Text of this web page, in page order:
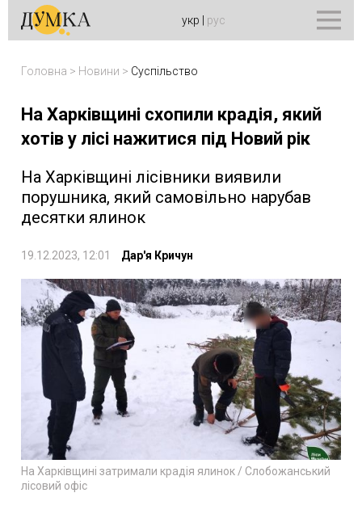
укр рус
Головна > Новини > Суспільство
На Харківщині схопили крадія, який
хотів у лісі нажитися під Новий рік
На Харківщині лісівники виявили
порушника, який самовільно нарубав
десятки ялинок
19.12.2023, 12:01 Дар'я Кричун
На Харківщині затримали крадія ялинок / Слобожанський
лісовий офіс